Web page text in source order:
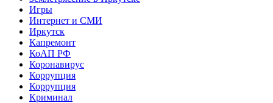
Игры
Интернет и СМИ
Иркутск
Капремонт
КоАП РФ
Коронавирус
Коррупция
Коррупция
Криминал